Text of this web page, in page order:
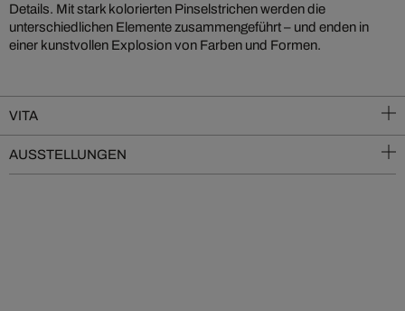
Details. Mit stark kolorierten Pinselstrichen werden die
unterschiedlichen Elemente zusammengeführt – und enden in
einer kunstvollen Explosion von Farben und Formen.
VITA
AUSSTELLUNGEN